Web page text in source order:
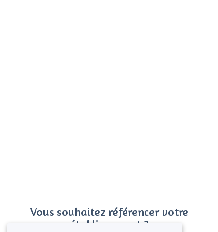
Vous souhaitez référencer votre
établissement ?